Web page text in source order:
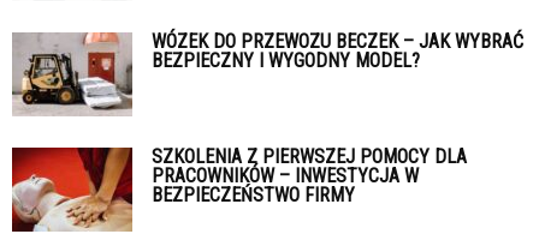
WÓZEK DO PRZEWOZU BECZEK – JAK WYBRAĆ
BEZPIECZNY I WYGODNY MODEL?
SZKOLENIA Z PIERWSZEJ POMOCY DLA
PRACOWNIKÓW – INWESTYCJA W
BEZPIECZEŃSTWO FIRMY